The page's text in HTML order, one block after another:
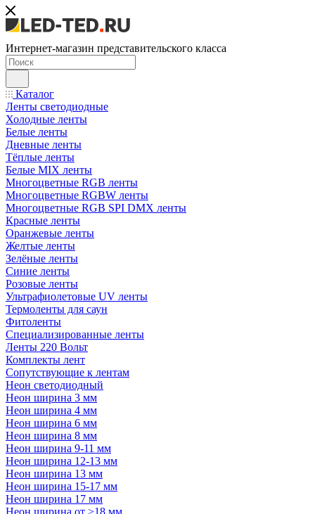
Интернет-магазин представительского класса
Каталог
Ленты светодиодные
Холодные ленты
Белые ленты
Дневные ленты
Тёплые ленты
Белые MIX ленты
Многоцветные RGB ленты
Многоцветные RGBW ленты
Многоцветные RGB SPI DMX ленты
Красные ленты
Оранжевые ленты
Желтые ленты
Зелёные ленты
Синие ленты
Розовые ленты
Ультрафиолетовые UV ленты
Термоленты для саун
Фитоленты
Специализированные ленты
Ленты 220 Вольт
Комплекты лент
Сопутствующие к лентам
Неон светодиодный
Неон ширина 3 мм
Неон ширина 4 мм
Неон ширина 6 мм
Неон ширина 8 мм
Неон ширина 9-11 мм
Неон ширина 12-13 мм
Неон ширина 13 мм
Неон ширина 15-17 мм
Неон ширина 17 мм
Неон ширина от >18 мм